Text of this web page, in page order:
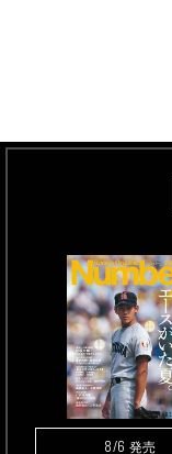
8/6 発売